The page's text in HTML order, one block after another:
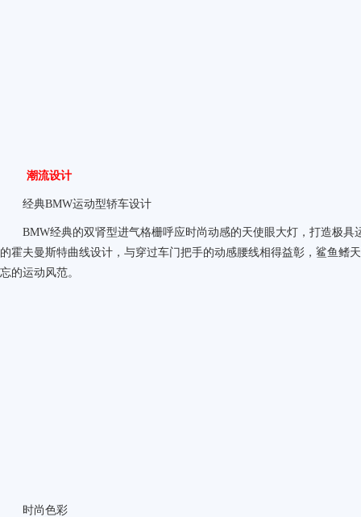
潮流设计
经典BMW运动型轿车设计
BMW经典的双肾型进气格栅呼应时尚动感的天使眼大灯，打造极具
的霍夫曼斯特曲线设计，与穿过车门把手的动感腰线相得益彰，鲨鱼鳍
忘的运动风范。
时尚色彩